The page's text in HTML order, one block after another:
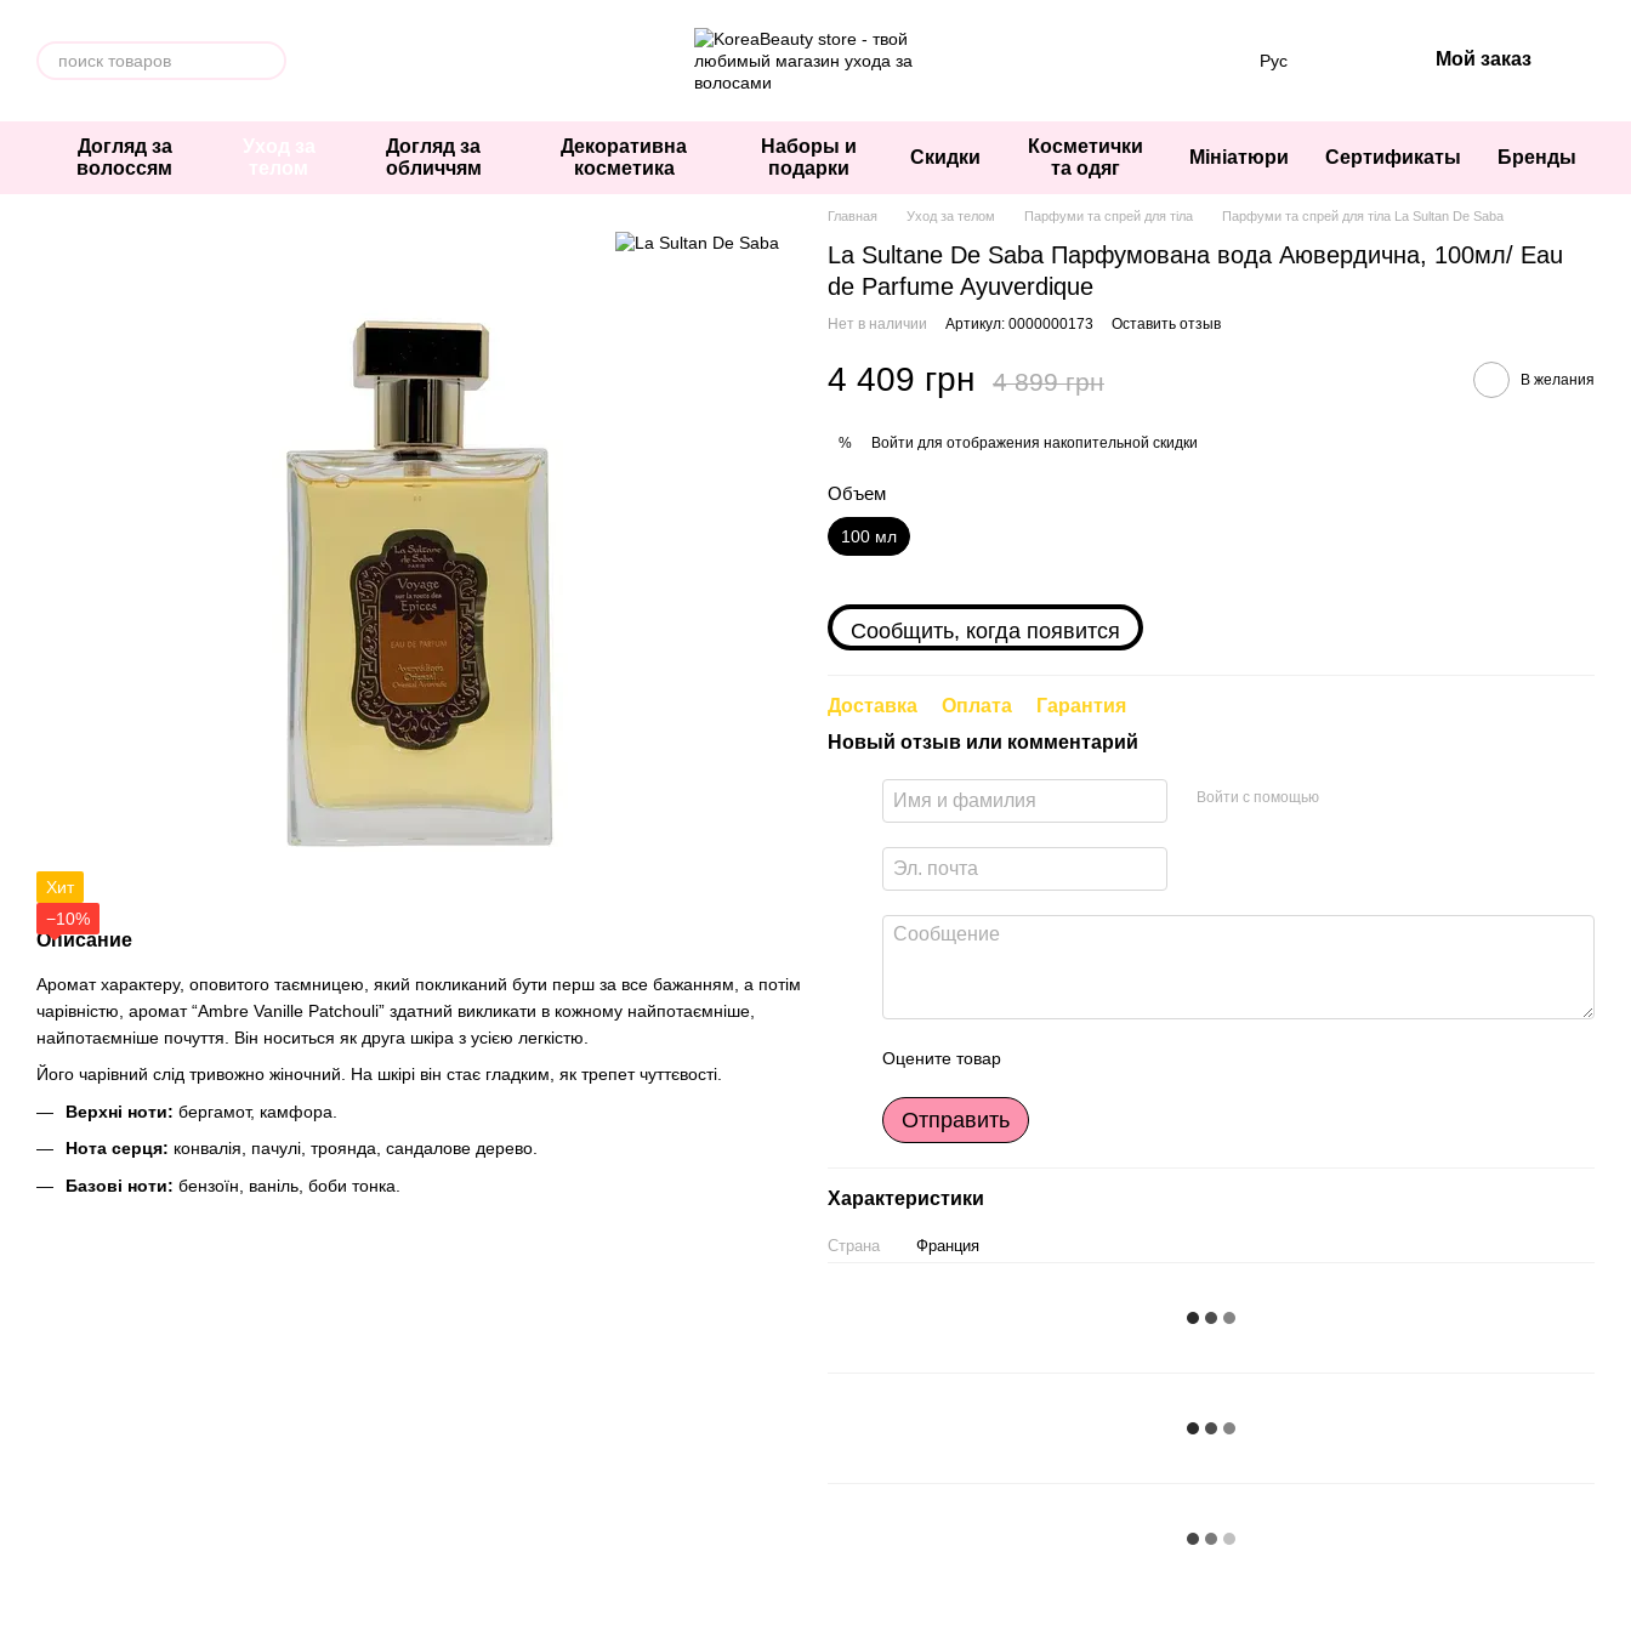
Рус Мой заказ
Догляд за
волоссям
Догляд за
обличчям
Декоративна
косметика
Наборы и
подарки
Скидки
Косметички
та одяг
Мініатюри Сертификаты Бренды
Хит
−10%
Описание
Аромат характеру, оповитого таємницею, який покликаний бути перш за все бажанням, а потім
чарівністю, аромат “Ambre Vanille Patchouli” здатний викликати в кожному найпотаємніше,
найпотаємніше почуття. Він носиться як друга шкіра з усією легкістю.
Його чарівний слід тривожно жіночний. На шкірі він стає гладким, як трепет чуттєвості.
Верхні ноти: бергамот, камфора.
Нота серця: конвалія, пачулі, троянда, сандалове дерево.
Базові ноти: бензоїн, ваніль, боби тонка.
Главная Уход за телом Парфуми та спрей для тіла Парфуми та спрей для тіла La Sultan De Saba
La Sultane De Saba Парфумована вода Аювердична, 100мл/ Eau
de Parfume Ayuverdique
Нет в наличии Артикул: 0000000173 Оставить отзыв
4 409 грн 4 899 грн В желания
% Войти для отображения накопительной скидки
Объем
100 мл
Сообщить, когда появится
Доставка Оплата
Гарантия
Новый отзыв или комментарий
Войти с помощью
Оцените товар
Отправить
Характеристики
Страна Франция